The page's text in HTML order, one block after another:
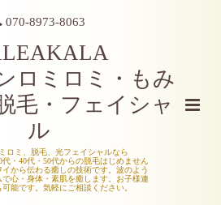
070-8973-8063
ロミロミ・もみ
毛・フェイシャ
ル
ロミ、脱毛、光フェイシャルなら
・40代・50代からの脱毛はじめません
から伝わる癒しの技術です。波のよう
心・身体・素肌を癒します。お子様連
能です。気軽にご相談ください。